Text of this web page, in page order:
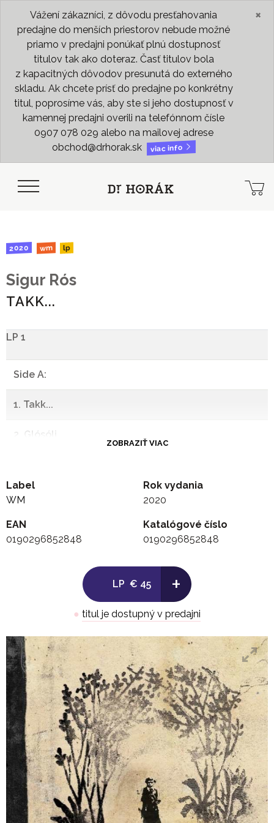
Vážení zákazníci, z dôvodu presťahovania
predajne do menších priestorov nebude možné
priamo v predajni ponúkať plnú dostupnosť
titulov tak ako doteraz. Časť titulov bola
z kapacitných dôvodov presunutá do externého
skladu. Ak chcete prísť do predajne po konkrétny
titul, poprosíme vás, aby ste si jeho dostupnosť v
kamennej predajni overili na telefónnom čísle
0907 078 029 alebo na mailovej adrese
obchod@drhorak.sk
viac info
×
2020 wm lp
Sigur Rós
TAKK...
LP 1
Side A:
1. Takk...
2. Glósóli
4. Með Blóðnasir
-
.
LP 2
Side C:
1. Gong
2. Andvari
-
ZOBRAZIŤ VIAC
Label
WM
Rok vydania
2020
EAN
0190296852848
Katalógové číslo
0190296852848
LP € 45 +
● titul je dostupný v predajni